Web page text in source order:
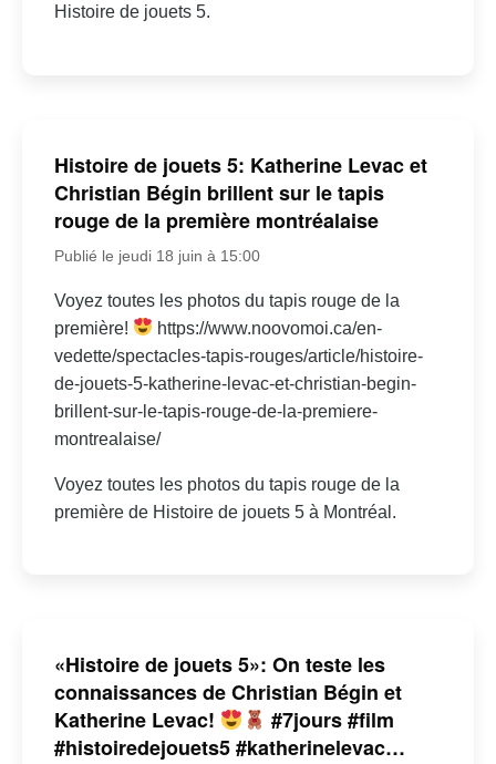
Histoire de jouets 5.
Histoire de jouets 5: Katherine Levac et
Christian Bégin brillent sur le tapis
rouge de la première montréalaise
Publié le jeudi 18 juin à 15:00
Voyez toutes les photos du tapis rouge de la
première!
https://www.noovomoi.ca/en-
vedette/spectacles-tapis-rouges/article/histoire-
de-jouets-5-katherine-levac-et-christian-begin-
brillent-sur-le-tapis-rouge-de-la-premiere-
montrealaise/
Voyez toutes les photos du tapis rouge de la
première de Histoire de jouets 5 à Montréal.
«Histoire de jouets 5»: On teste les
connaissances de Christian Bégin et
Katherine Levac!
#7jours #film
#histoiredejouets5 #katherinelevac…